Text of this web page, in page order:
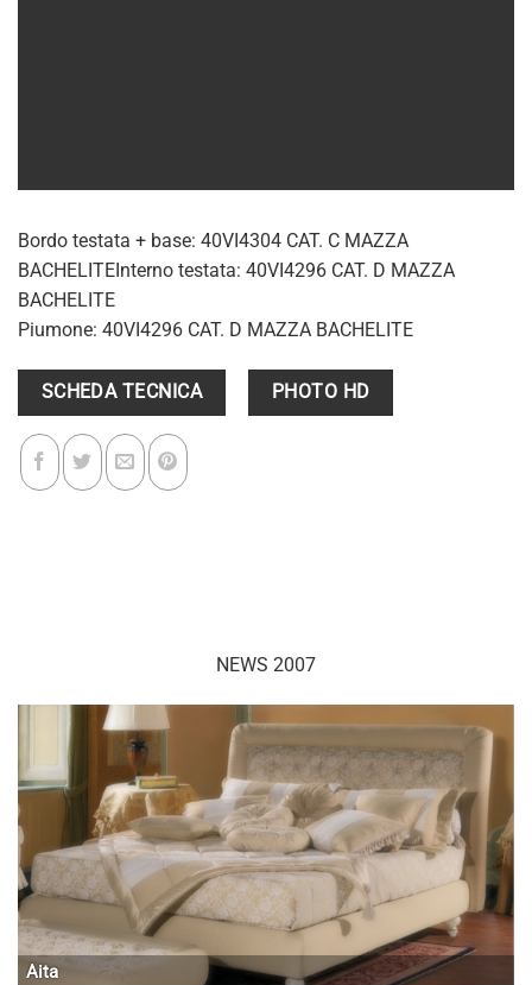
Bordo testata + base: 40VI4304 CAT. C MAZZA
BACHELITEInterno testata: 40VI4296 CAT. D MAZZA
BACHELITE
Piumone: 40VI4296 CAT. D MAZZA BACHELITE
SCHEDA TECNICA PHOTO HD
NEWS 2007
Aita